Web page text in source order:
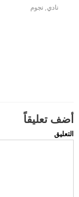
نادي, نجوم
أضف تعليقاً
التعليق